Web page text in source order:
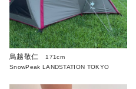
鳥越敬仁
171cm
SnowPeak LANDSTATION TOKYO